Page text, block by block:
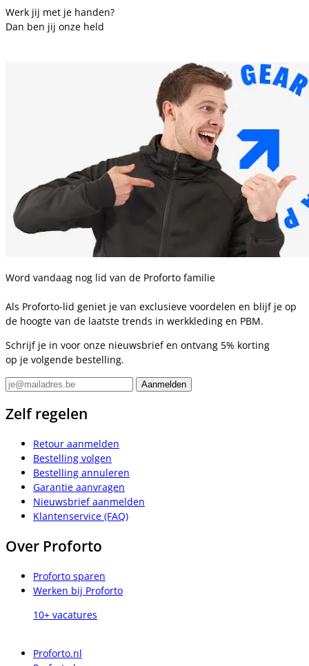
Werk jij met je handen?
Dan ben jij onze held
Word vandaag nog lid van de Proforto familie
Als Proforto-lid geniet je van exclusieve voordelen en blijf je op
de hoogte van de laatste trends in werkkleding en PBM.
Schrijf je in voor onze nieuwsbrief en ontvang 5% korting
op je volgende bestelling.
Zelf regelen
Retour aanmelden
Bestelling volgen
Bestelling annuleren
Garantie aanvragen
Nieuwsbrief aanmelden
Klantenservice (FAQ)
Over Proforto
Proforto sparen
Werken bij Proforto
10+ vacatures
Proforto.nl